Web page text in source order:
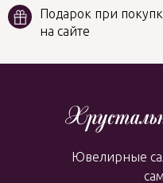
Подарок при
на сайте
Ювелирные